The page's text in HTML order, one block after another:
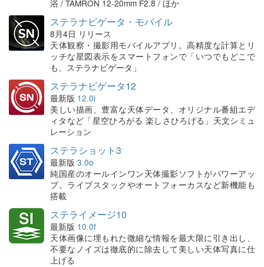
浴 / TAMRON 12-20mm F2.8 / ほか
ステラナビゲータ・モバイル
8月4日 リリース
天体観察・撮影用モバイルアプリ。高精度な計算とリ
ッチな星図表示をスマートフォンで「いつでもどこで
も、ステラナビゲータ」
ステラナビゲータ12
最新版 12.0i
美しい描画、豊富な天体データ、オリジナル番組エデ
ィタなど「星空ひろがる 楽しさひろげる」天文シミュ
レーション
ステラショット3
最新版 3.0o
純国産のオールインワン天体撮影ソフトがパワーアッ
プ。ライブスタックやオートフォーカスなど新機能も
搭載
ステライメージ10
最新版 10.0f
天体画像に埋もれた微細な情報を最大限に引き出し、
不要なノイズは徹底的に除去して美しい天体写真に仕
上げる